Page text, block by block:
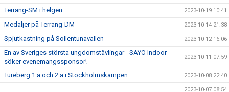
Terräng-SM i helgen 2023-10-19 10:41
Medaljer på Terräng-DM 2023-10-14 21:38
Spjutkastning på Sollentunavallen 2023-10-12 16:06
En av Sveriges största ungdomstävlingar - SAYO Indoor -
söker evenemangssponsor!
2023-10-11 07:59
Tureberg 1:a och 2:a i Stockholmskampen 2023-10-08 22:40
2023-10-07 08:54